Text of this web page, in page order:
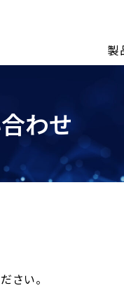
製
わせ
さい。